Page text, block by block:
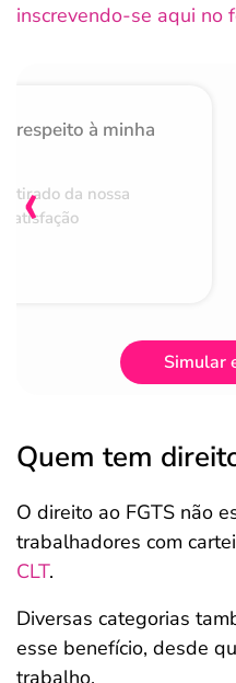
inscrevendo-se aqui no
respeito à minha
da nossa
‹
Simular
Quem tem
O direito ao FGTS não
trabalhadores com
CLT.
Diversas categorias
esse benefício, desde
trabalho.